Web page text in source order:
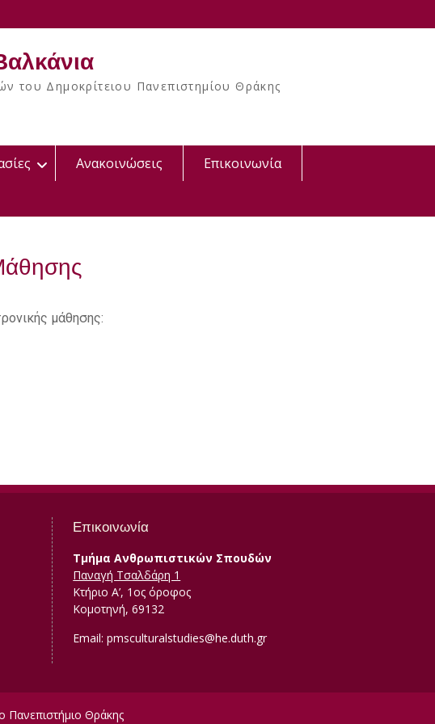
Δημοκρίτειου Πανεπιστημίου Θράκης
Ανακοινώσεις Επικοινωνία
μάθησης:
Επικοινωνία
Τμήμα Ανθρωπιστικών Σπουδών
Παναγή Τσαλδάρη 1
Κτήριο Α’, 1ος όροφος
Κομοτηνή, 69132
Email:pmsculturalstudies@he.duth.gr